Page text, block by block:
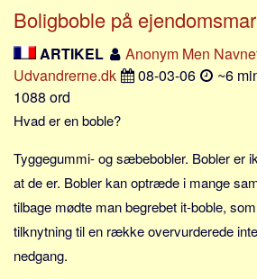
England.dk
Rusland.dk
JLKM.dk
Lande
Tyrkiet
Spanien
Frankrig
Sverige
Norge
Thailand
Boligboble på
ARTIKEL
Anonym Men
Udvandrerne.dk
08-03-06
~6
1088 ord
Hvad er en boble?
Tyggegummi- og sæbebobler. Bobler er
at de er. Bobler kan optræde i mange
tilbage mødte man begrebet it-boble,
tilknytning til en række overvurderede
nedgang.